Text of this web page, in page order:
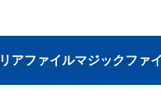
アファイルマジックファ